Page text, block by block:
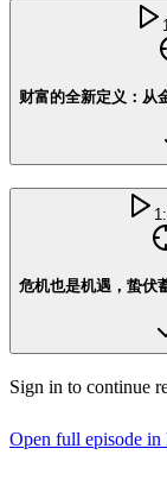
财富的全新定义：从
危机也是机遇，蛰伏
Sign in to continue
Open full episode in